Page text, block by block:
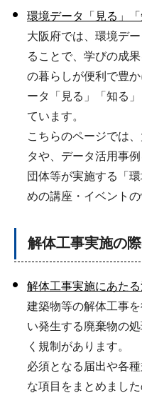
環境データ「見る」
大阪府では、環境デ
ることで、学びの成
の暮らしが便利で豊
ータ「見る」「知る
ています。
こちらのページでは
タや、データ活用事
団体等が実施する「
めの講座・イベント
解体工事実施の
解体工事実施にあた
建築物等の解体工事
い発生する廃棄物の
く規制があります。
必須となる届出や各
な項目をまとめまし